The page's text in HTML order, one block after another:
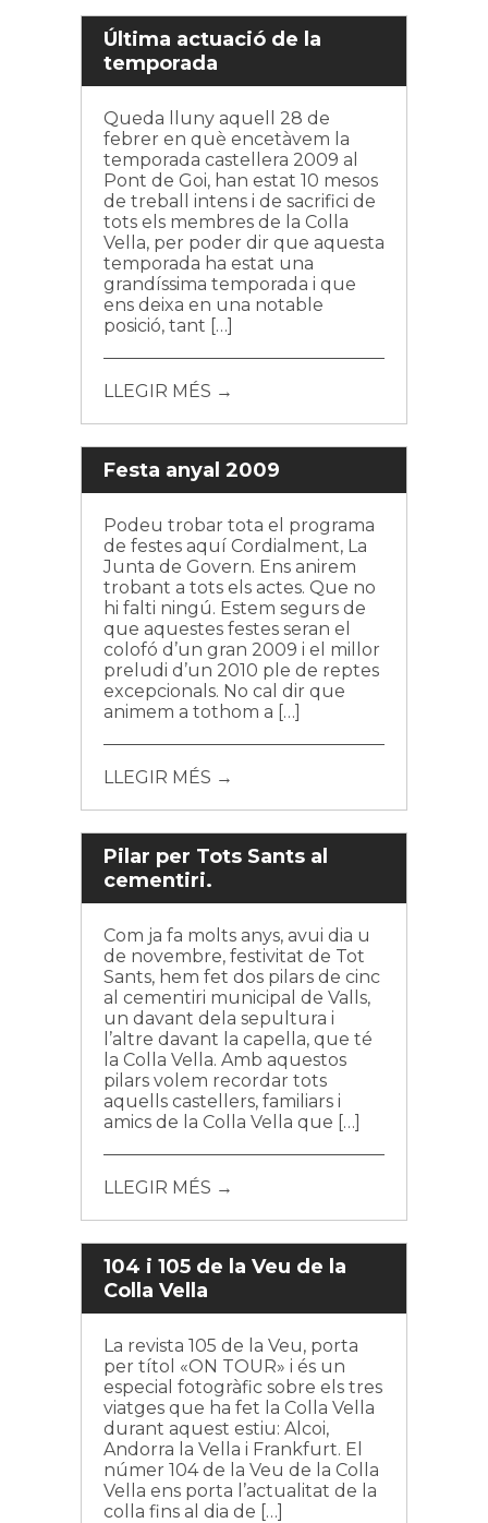
Última actuació de la
temporada
Queda lluny aquell 28 de
febrer en què encetàvem la
temporada castellera 2009 al
Pont de Goi, han estat 10 mesos
de treball intens i de sacrifici de
tots els membres de la Colla
Vella, per poder dir que aquesta
temporada ha estat una
grandíssima temporada i que
ens deixa en una notable
posició, tant […]
LLEGIR MÉS →
Festa anyal 2009
Podeu trobar tota el programa
de festes aquí Cordialment, La
Junta de Govern. Ens anirem
trobant a tots els actes. Que no
hi falti ningú. Estem segurs de
que aquestes festes seran el
colofó d’un gran 2009 i el millor
preludi d’un 2010 ple de reptes
excepcionals. No cal dir que
animem a tothom a […]
LLEGIR MÉS →
Pilar per Tots Sants al
cementiri.
Com ja fa molts anys, avui dia u
de novembre, festivitat de Tot
Sants, hem fet dos pilars de cinc
al cementiri municipal de Valls,
un davant dela sepultura i
l’altre davant la capella, que té
la Colla Vella. Amb aquestos
pilars volem recordar tots
aquells castellers, familiars i
amics de la Colla Vella que […]
LLEGIR MÉS →
104 i 105 de la Veu de la
Colla Vella
La revista 105 de la Veu, porta
per títol «ON TOUR» i és un
especial fotogràfic sobre els tres
viatges que ha fet la Colla Vella
durant aquest estiu: Alcoi,
Andorra la Vella i Frankfurt. El
númer 104 de la Veu de la Colla
Vella ens porta l’actualitat de la
colla fins al dia de […]